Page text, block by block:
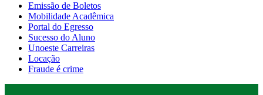
Emissão de Boletos
Mobilidade Acadêmica
Portal do Egresso
Sucesso do Aluno
Unoeste Carreiras
Locação
Fraude é crime